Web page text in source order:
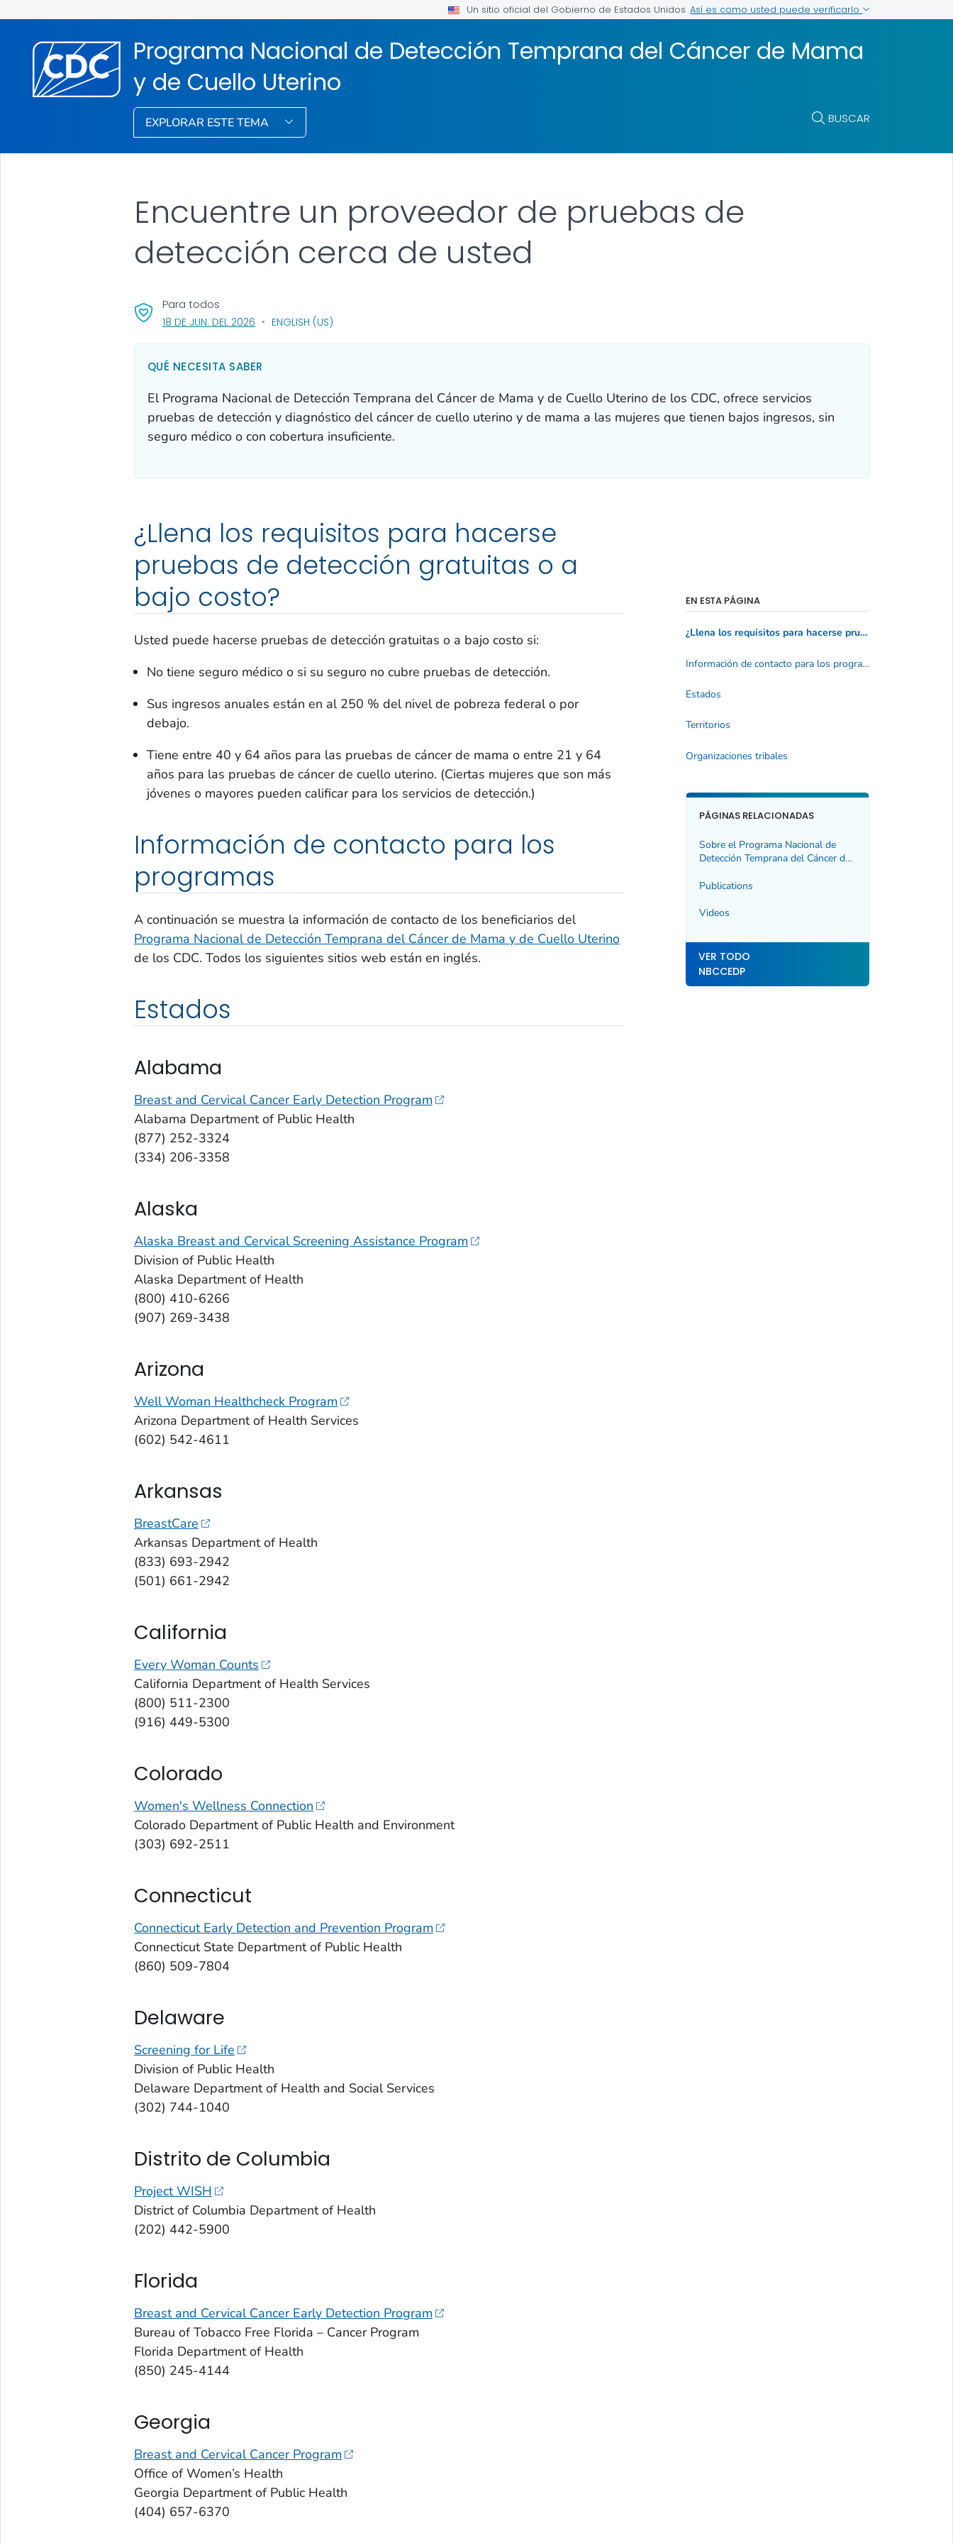
Un sitio oficial del Gobierno de Estados Unidos Así es como usted puede verificarlo
Programa Nacional de Detección Temprana del Cáncer de Mama
y de Cuello Uterino
EXPLORAR ESTE TEMA BUSCAR
Encuentre un proveedor de pruebas de
detección cerca de usted
Para todos
18 DE JUN. DEL 2026, VISIT LINK FOR DETAILS.
ENGLISH (US)
QUÉ NECESITA SABER
El Programa Nacional de Detección Temprana del Cáncer de Mama y de Cuello Uterino de los CDC, ofrece servicios
pruebas de detección y diagnóstico del cáncer de cuello uterino y de mama a las mujeres que tienen bajos ingresos, sin
seguro médico o con cobertura insuficiente.
¿Llena los requisitos para hacerse
pruebas de detección gratuitas o a
bajo costo?
Usted puede hacerse pruebas de detección gratuitas o a bajo costo si:
No tiene seguro médico o si su seguro no cubre pruebas de detección.
Sus ingresos anuales están en al 250 % del nivel de pobreza federal o por
debajo.
Tiene entre 40 y 64 años para las pruebas de cáncer de mama o entre 21 y 64
años para las pruebas de cáncer de cuello uterino. (Ciertas mujeres que son más
jóvenes o mayores pueden calificar para los servicios de detección.)
Información de contacto para los
programas
A continuación se muestra la información de contacto de los beneficiarios del
Programa Nacional de Detección Temprana del Cáncer de Mama y de Cuello Uterino
de los CDC. Todos los siguientes sitios web están en inglés.
Estados
Alabama
Breast and Cervical Cancer Early Detection Program
Alabama Department of Public Health
(877) 252-3324
(334) 206-3358
Alaska
Alaska Breast and Cervical Screening Assistance Program
Division of Public Health
Alaska Department of Health
(800) 410-6266
(907) 269-3438
Arizona
Well Woman Healthcheck Program
Arizona Department of Health Services
(602) 542-4611
Arkansas
BreastCare
Arkansas Department of Health
(833) 693-2942
(501) 661-2942
California
Every Woman Counts
California Department of Health Services
(800) 511-2300
(916) 449-5300
Colorado
Women's Wellness Connection
Colorado Department of Public Health and Environment
(303) 692-2511
Connecticut
Connecticut Early Detection and Prevention Program
Connecticut State Department of Public Health
(860) 509-7804
Delaware
Screening for Life
Division of Public Health
Delaware Department of Health and Social Services
(302) 744-1040
Distrito de Columbia
Project WISH
District of Columbia Department of Health
(202) 442-5900
Florida
Breast and Cervical Cancer Early Detection Program
Bureau of Tobacco Free Florida – Cancer Program
Florida Department of Health
(850) 245-4144
Georgia
Breast and Cervical Cancer Program
Office of Women’s Health
Georgia Department of Public Health
(404) 657-6370
EN ESTA PÁGINA
¿Llena los requisitos para hacerse pruebas de detección gratuitas o a bajo costo?
Información de contacto para los programas
Estados
Territorios
Organizaciones tribales
PÁGINAS RELACIONADAS
Sobre el Programa Nacional de
Detección Temprana del Cáncer de
Publications
Videos
VER TODO
NBCCEDP